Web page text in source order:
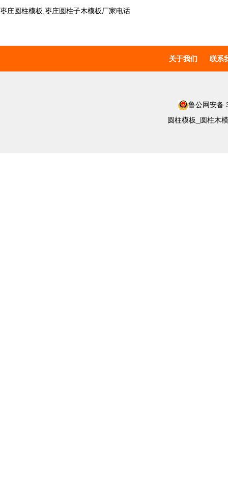
枣庄圆柱模板,枣庄圆柱子木模板厂家电话
关于我们 联系
鲁公网安备
圆柱模板_圆柱木